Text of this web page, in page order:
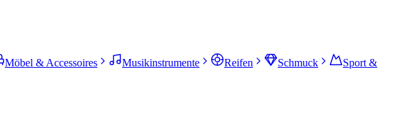
Möbel & Accessoires Musikinstrumente Reifen Schmuck
Sport &